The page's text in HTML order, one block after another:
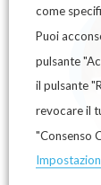
come
Puoi
pulsante
il pulsante
revocare il
"Consenso